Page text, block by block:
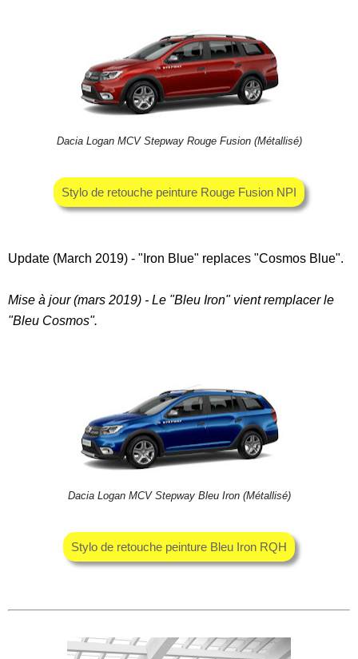
Dacia Logan MCV Stepway Rouge Fusion (Métallisé)
Stylo de retouche peinture Rouge Fusion NPI
Update (March 2019) - "Iron Blue" replaces "Cosmos Blue".
Mise à jour (mars 2019) - Le "Bleu Iron" vient remplacer le
"Bleu Cosmos".
Dacia Logan MCV Stepway Bleu Iron (Métallisé)
Stylo de retouche peinture Bleu Iron RQH